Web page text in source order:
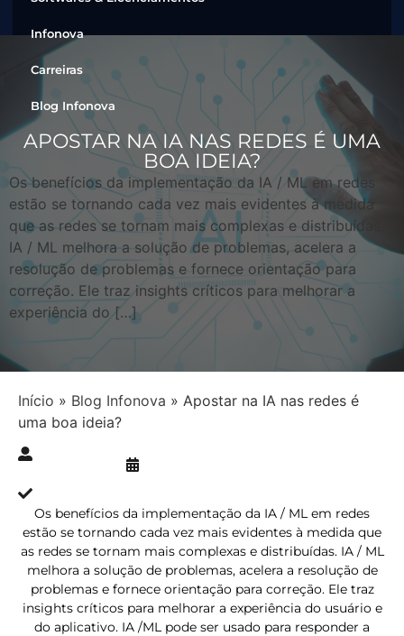
Infonova
Carreiras
Blog Infonova
APOSTAR NA IA NAS REDES É UMA
BOA IDEIA?
Os benefícios da implementação da IA / ML em redes
estão se tornando cada vez mais evidentes à medida
que as redes se tornam mais complexas e distribuídas.
IA / ML melhora a solução de problemas, acelera a
resolução de problemas e fornece orientação para
correção. Ele traz insights críticos para melhorar a
experiência do […]
Início » Blog Infonova » Apostar na IA nas redes é
uma boa ideia?
Os benefícios da implementação da IA / ML em redes
estão se tornando cada vez mais evidentes à medida que
as redes se tornam mais complexas e distribuídas. IA / ML
melhora a solução de problemas, acelera a resolução de
problemas e fornece orientação para correção. Ele traz
insights críticos para melhorar a experiência do usuário e
do aplicativo. IA /ML pode ser usado para responder a